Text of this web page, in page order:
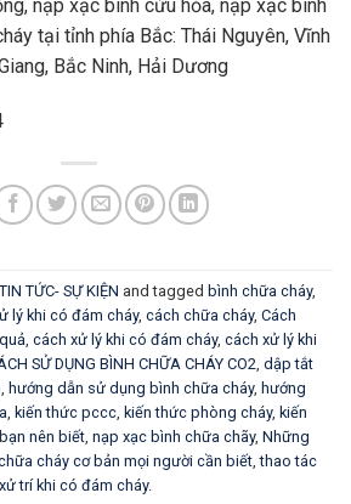
nạp xạc bình cứu hỏa, nạp xạc bình
tại tỉnh phía Bắc: Thái Nguyên, Vĩnh
Bắc Ninh, Hải Dương
TIN TỨC- SỰ KIỆN and tagged bình chữa cháy,
lý khi có đám cháy, cách chữa cháy, Cách
cách xử lý khi có đám cháy, cách xử lý khi
SỬ DỤNG BÌNH CHỮA CHÁY CO2 dập tắt
hướng dẫn sử dụng bình chữa cháy, hướng
kiến thức pccc kiến thức phòng cháy, kiến
nên biết nạp xạc bình chữa chãy, Những
cháy cơ bản mọi người cần biết ,thao tác
xử trí khi có đám cháy.